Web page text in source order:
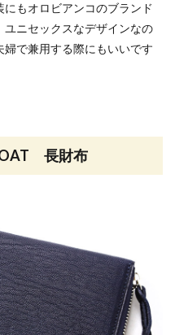
もオロビアンコのブランド
ニセックスなデザインなの
で兼用する際にもいいです
長財布